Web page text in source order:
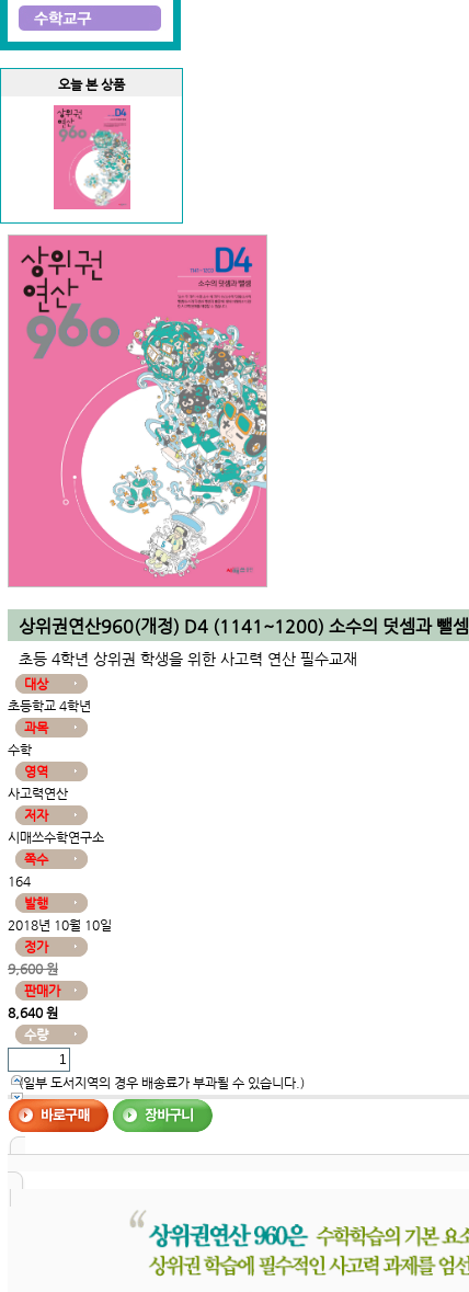
오늘 본 상품
상위권연산960(개정) D4 (1141~1200) 소수의 덧셈과 뺄셈
초등 4학년 상위권 학생을 위한 사고력 연산 필수교재
대상
초등학교 4학년
과목
수학
영역
사고력연산
저자
시매쓰수학연구소
쪽수
164
발행
2018년 10월 10일
정가
9,600 원
판매가
8,640 원
수량
(일부 도서지역의 경우 배송료가 부과될 수 있습니다.)